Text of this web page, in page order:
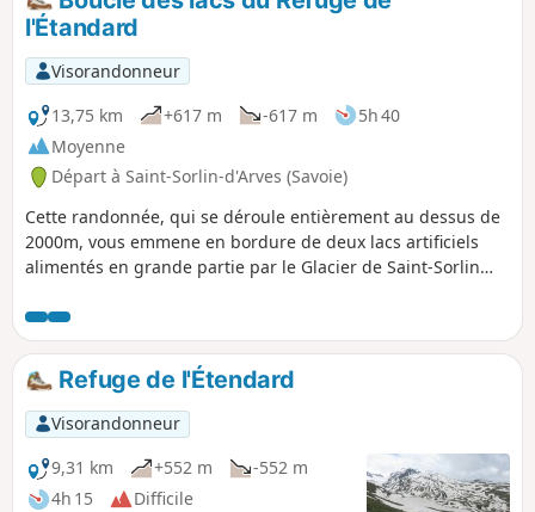
l'Étandard
Visorandonneur
13,75 km
+617 m -617 m
5h 40
Moyenne
Départ à Saint-Sorlin-d'Arves (Savoie)
Cette randonnée, qui se déroule entièrement au dessus de
2000m, vous emmene en bordure de deux lacs artificiels
alimentés en grande partie par le Glacier de Saint-Sorlin
Refuge de l'Étendard
Visorandonneur
9,31 km
+552 m
-552 m
4h 15
Difficile